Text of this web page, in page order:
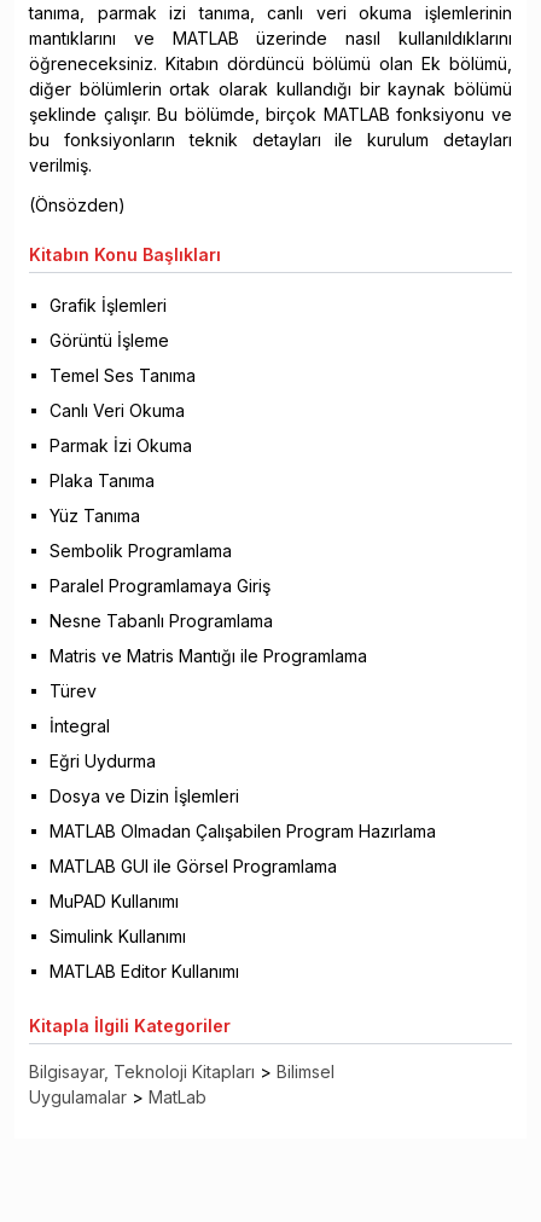
tanıma, parmak izi tanıma, canlı veri okuma işlemlerinin
mantıklarını ve MATLAB üzerinde nasıl kullanıldıklarını
öğreneceksiniz. Kitabın dördüncü bölümü olan Ek bölümü,
diğer bölümlerin ortak olarak kullandığı bir kaynak bölümü
şeklinde çalışır. Bu bölümde, birçok MATLAB fonksiyonu ve
bu fonksiyonların teknik detayları ile kurulum detayları
verilmiş.
(Önsözden)
Kitabın Konu Başlıkları
Grafik İşlemleri
Görüntü İşleme
Temel Ses Tanıma
Canlı Veri Okuma
Parmak İzi Okuma
Plaka Tanıma
Yüz Tanıma
Sembolik Programlama
Paralel Programlamaya Giriş
Nesne Tabanlı Programlama
Matris ve Matris Mantığı ile Programlama
Türev
İntegral
Eğri Uydurma
Dosya ve Dizin İşlemleri
MATLAB Olmadan Çalışabilen Program Hazırlama
MATLAB GUI ile Görsel Programlama
MuPAD Kullanımı
Simulink Kullanımı
MATLAB Editor Kullanımı
Kitapla İlgili Kategoriler
Bilgisayar, Teknoloji Kitapları > Bilimsel
Uygulamalar > MatLab